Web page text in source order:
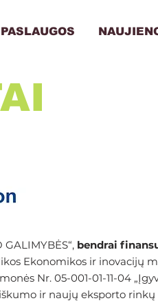
PASLAUGOS
bendrai
Ekonomikos ir inovacijų
Nr. 05-001-01-11-04
ir naujų eksporto